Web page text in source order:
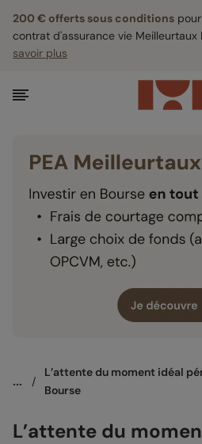
200 € offerts sous conditions
contrat d'assurance vie Meilleurtaux
savoir plus
... /
L’attente du moment idéal
Bourse
L’attente du